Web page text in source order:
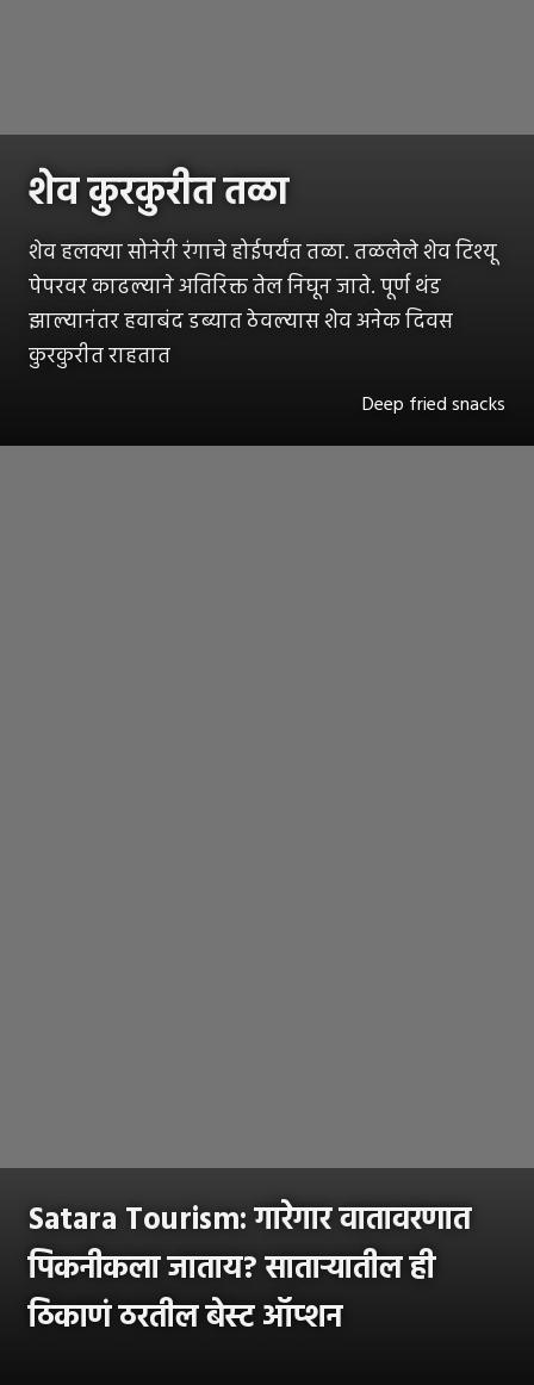
शेव कुरकुरीत तळा
शेव हलक्या सोनेरी रंगाचे होईपर्यंत तळा. तळलेले शेव टिश्यू
पेपरवर काढल्याने अतिरिक्त तेल निघून जाते. पूर्ण थंड
झाल्यानंतर हवाबंद डब्यात ठेवल्यास शेव अनेक दिवस
कुरकुरीत राहतात
Deep fried snacks
Satara Tourism: गारेगार वातावरणात
पिकनीकला जाताय? साताऱ्यातील ही
ठिकाणं ठरतील बेस्ट ऑप्शन